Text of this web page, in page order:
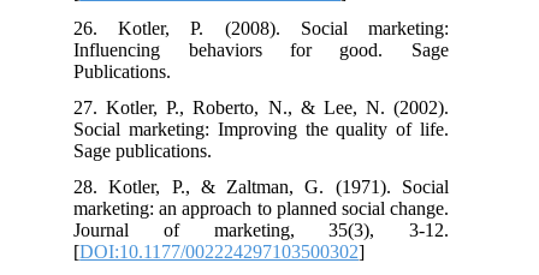
26. Kotler, P. (2008). Social marketing:
Influencing behaviors for good. Sage
Publications.
27. Kotler, P., Roberto, N., & Lee, N. (2002).
Social marketing: Improving the quality of life.
Sage publications.
28. Kotler, P., & Zaltman, G. (1971). Social
marketing: an approach to planned social change.
Journal of marketing, 35(3), 3-12.
[DOI:10.1177/002224297103500302